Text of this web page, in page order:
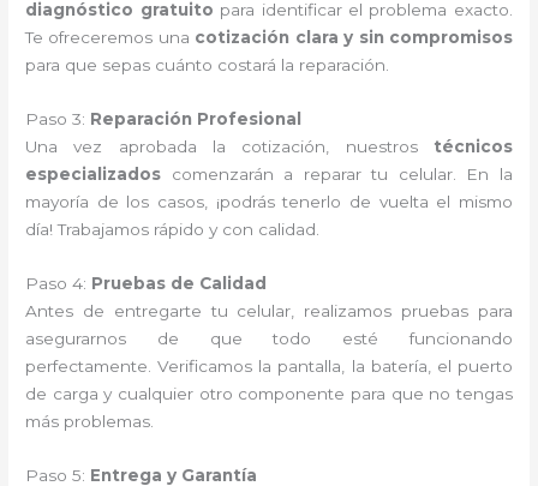
diagnóstico gratuito para identificar el problema exacto.
Te ofreceremos una cotización clara y sin compromisos
para que sepas cuánto costará la reparación.
Paso 3: Reparación Profesional
Una vez aprobada la cotización, nuestros técnicos
especializados comenzarán a reparar tu celular. En la
mayoría de los casos, ¡podrás tenerlo de vuelta el mismo
día! Trabajamos rápido y con calidad.
Paso 4: Pruebas de Calidad
Antes de entregarte tu celular, realizamos pruebas para
asegurarnos de que todo esté funcionando
perfectamente. Verificamos la pantalla, la batería, el puerto
de carga y cualquier otro componente para que no tengas
más problemas.
Paso 5: Entrega y Garantía